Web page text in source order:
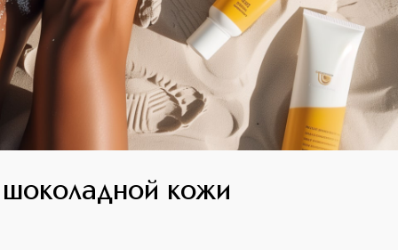
шоколадной кожи